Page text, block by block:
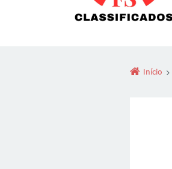
Início